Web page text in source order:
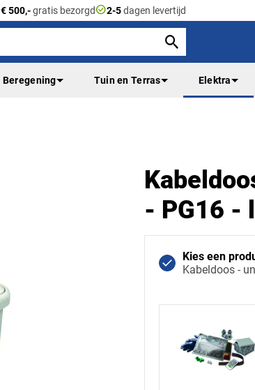
€ 500,-gratis bezorgdcheck_circle2-5dagen levertijd
Beregening Tuin en Terras Elektra
- PG16 -
Kies een